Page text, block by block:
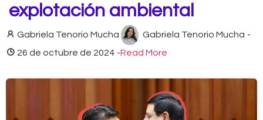
explotación ambiental
Gabriela Tenorio Mucha Gabriela Tenorio Mucha -
26 de octubre de 2024 -Read More